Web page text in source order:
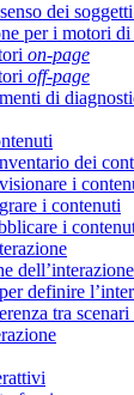
dei
per i motori
on-page
off-page
di
dei
i
i contenuti
i
dell’interazione
definire
tra scenari